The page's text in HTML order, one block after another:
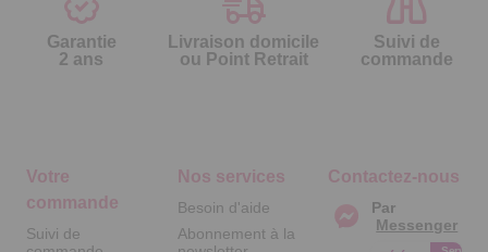
Garantie
2 ans
Livraison domicile
ou Point Retrait
Suivi de
commande
Votre
commande
Suivi de
Nos services
Besoin d'aide
Abonnement à la
Contactez-nous
Par
Messenger